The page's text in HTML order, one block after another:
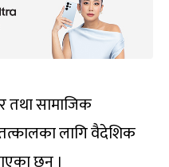
तथा सामाजिक
तत्कालका लागि वैदेशिक